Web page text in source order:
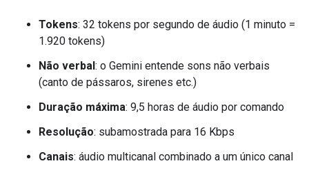
Tokens: 32 tokens por segundo de áudio (1 minuto =
1.920 tokens)
Não verbal: o Gemini entende sons não verbais
(canto de pássaros, sirenes etc.)
Duração máxima: 9,5 horas de áudio por comando
Resolução: subamostrada para 16 Kbps
Canais: áudio multicanal combinado a um único canal